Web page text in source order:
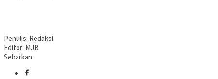
Penulis: Redaksi
Editor: MJB
Sebarkan